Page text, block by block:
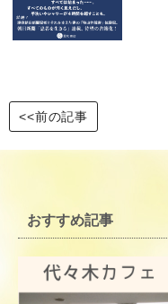
<<前の記事
おすすめ記事